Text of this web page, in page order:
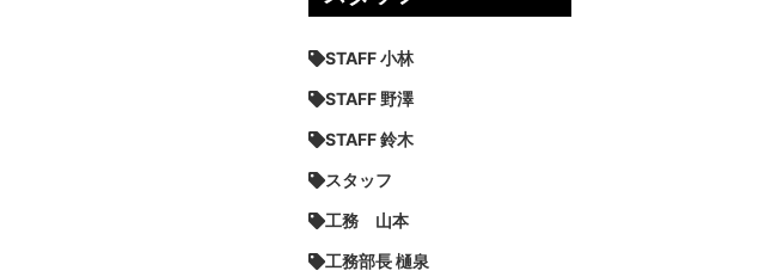
STAFF 小林
STAFF 野澤
STAFF 鈴木
スタッフ
工務 山本
工務部長 樋泉